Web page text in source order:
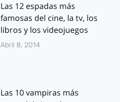
Las 12 espadas más
famosas del cine, la tv, los
libros y los videojuegos
Abril 8, 2014
Las 10 vampiras más